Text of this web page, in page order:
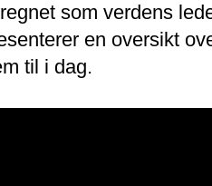
som verdens
en oversikt
til i dag.